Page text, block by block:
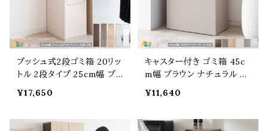
プッシュ式2段ゴミ箱 20リッ
トル 2段タイプ 25cm幅 ブラ
ホワイト 木目柄 大理石柄 く
扉 2段 分別ごみ箱 おすす
¥17,650
キャスター付き ゴミ箱 45c
m幅 ブラウン ナチュラル グ
理石柄 モカ 単色無地 スリ
タ付きゴミ箱 くずかご おす
¥11,640